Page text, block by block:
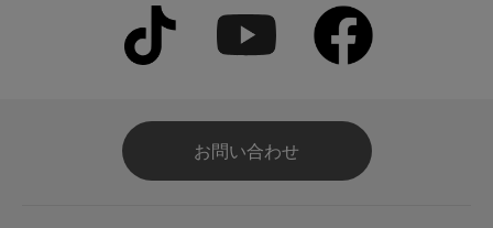
お問い合わせ